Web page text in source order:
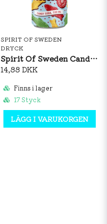
SPIRIT OF SWEDEN
DRYCK
Spirit Of Sweden Candy Fish 330ml
14,88 DKK
Finns i lager
17 Styck
LÄGG I VARUKORGEN